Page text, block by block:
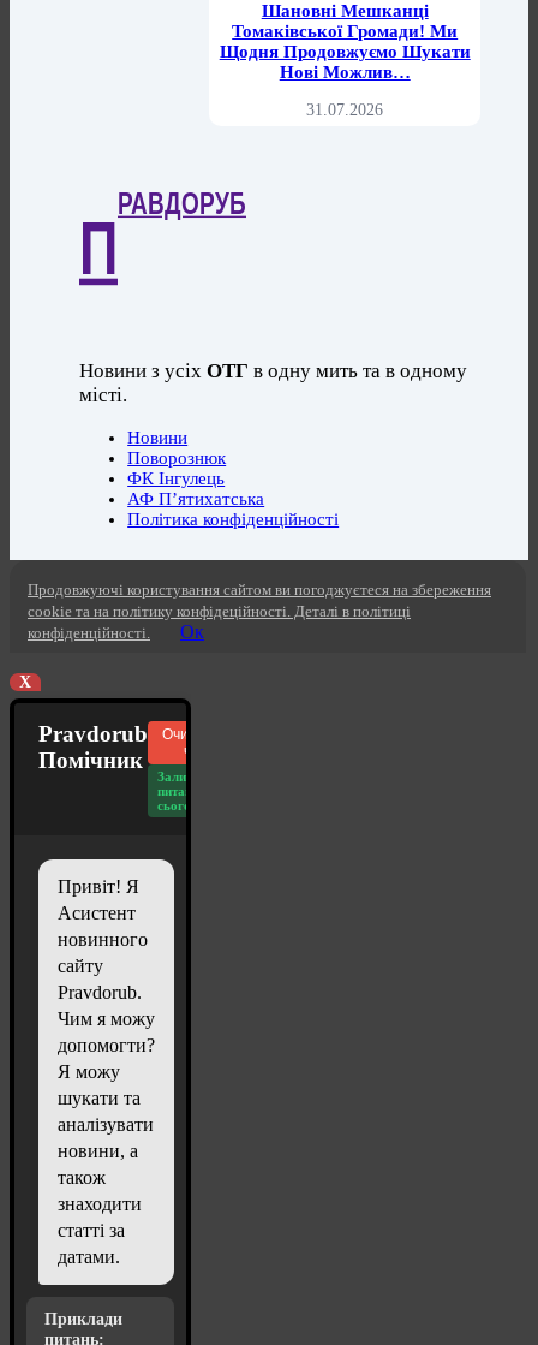
Шановні Мешканці
Томаківської Громади! Ми
Щодня Продовжуємо Шукати
Нові Можлив…
31.07.2026
П
РАВДОРУБ
Новини з усіхОТГ в одну мить та в одному
місті.
Новини
Поворознюк
ФК Інгулець
АФ П’ятихатська
Політика конфіденційності
Продовжуючі користування сайтом ви погоджуєтеся на збереження
cookie та на політику конфідеційності. Деталі в політиці
конфіденційності.
Ок
X
Pravdorub
Помічник
Очистити
чат
Залишилось
питань
сьогодні: 20
Привіт! Я
Асистент
новинного
сайту
Pravdorub.
Чим я можу
допомогти?
Я можу
шукати та
аналізувати
новини, а
також
знаходити
статті за
датами.
Приклади
питань: